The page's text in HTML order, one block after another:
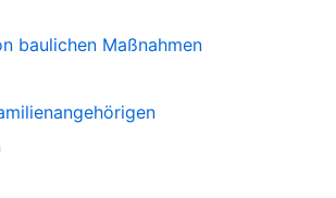
baulichen Maßnahmen